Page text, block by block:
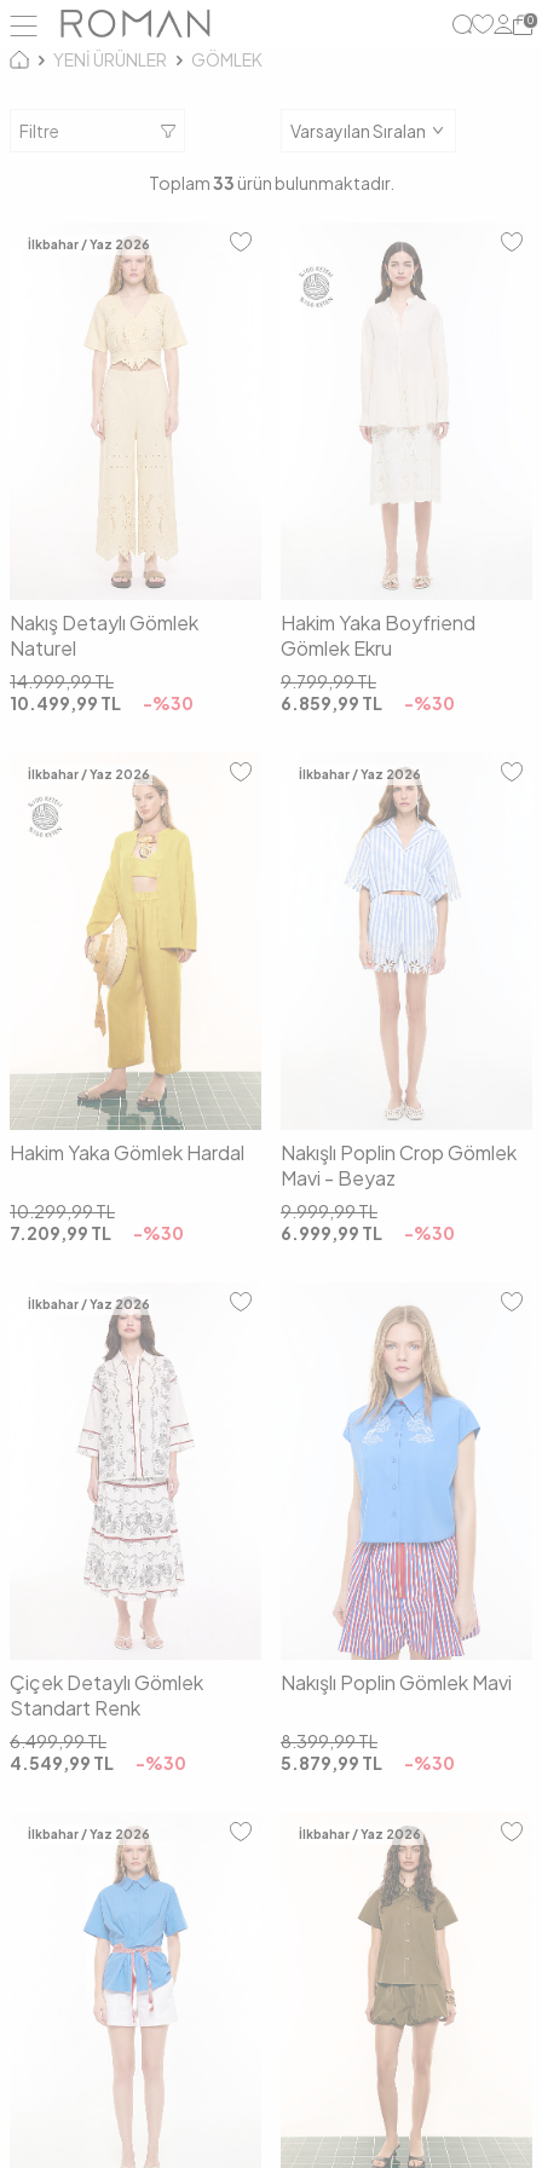
0
YENİ ÜRÜNLER GÖMLEK
Filtre
Toplam33 ürün bulunmaktadır.
İlkbahar / Yaz 2026
M
Nakış Detaylı Gömlek
Naturel
14.999,99TL
10.499,99 TL -%30
Hakim Yaka Boyfriend
Gömlek Ekru
9.799,99TL
6.859,99 TL -%30
İlkbahar / Yaz 2026
38
Hakim Yaka Gömlek Hardal
10.299,99TL
7.209,99 TL -%30
İlkbahar / Yaz 2026
38
Nakışlı Poplin Crop Gömlek
Mavi - Beyaz
9.999,99TL
6.999,99 TL -%30
İlkbahar / Yaz 2026
S M
Çiçek Detaylı Gömlek
Standart Renk
6.499,99TL
4.549,99 TL -%30
01 02
Nakışlı Poplin Gömlek Mavi
8.399,99TL
5.879,99 TL -%30
İlkbahar / Yaz 2026
38
İlkbahar / Yaz 2026
38